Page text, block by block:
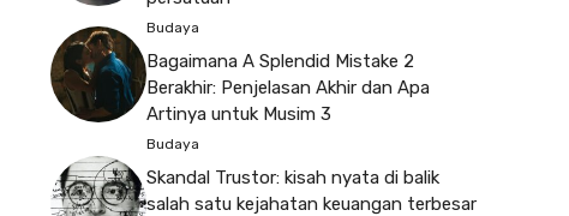
Budaya
Bagaimana A Splendid Mistake 2
Berakhir: Penjelasan Akhir dan Apa
Artinya untuk Musim 3
Budaya
Skandal Trustor: kisah nyata di balik
salah satu kejahatan keuangan terbesar